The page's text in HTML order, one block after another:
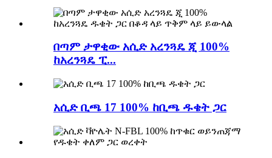
በጣም ታዋቂው አሲድ አረንጓዴ ጂ 100%
ከአረንጓዴ ፒ...
አሲድ ቢጫ 17 100% ከቢጫ ዱቄት ጋር